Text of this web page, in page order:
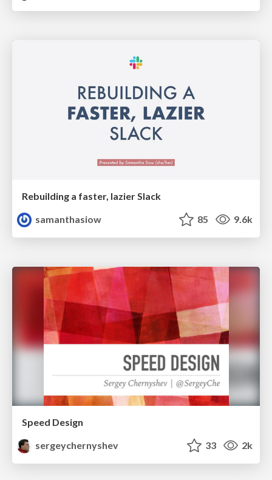
Rebuilding a faster, lazier Slack
samanthasiow
85 9.6k
Speed Design
sergeychernyshev
33 2k